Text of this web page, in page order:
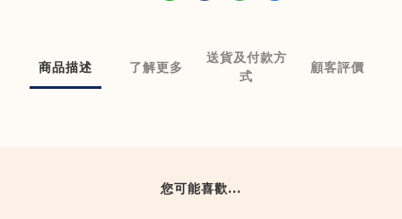
商品描述 了解更多
送貨及付款方
式
顧客評價
您可能喜歡...